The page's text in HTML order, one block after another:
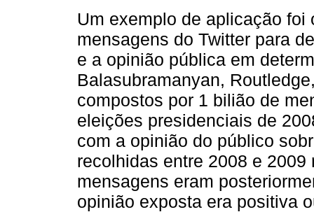
Um exemplo de aplicação
mensagens do Twitter para
e a opinião pública em
Balasubramanyan,
compostos por 1 bilião de
eleições presidenciais de
com a opinião do público
recolhidas entre 2008 e
mensagens eram
opinião exposta era positiva